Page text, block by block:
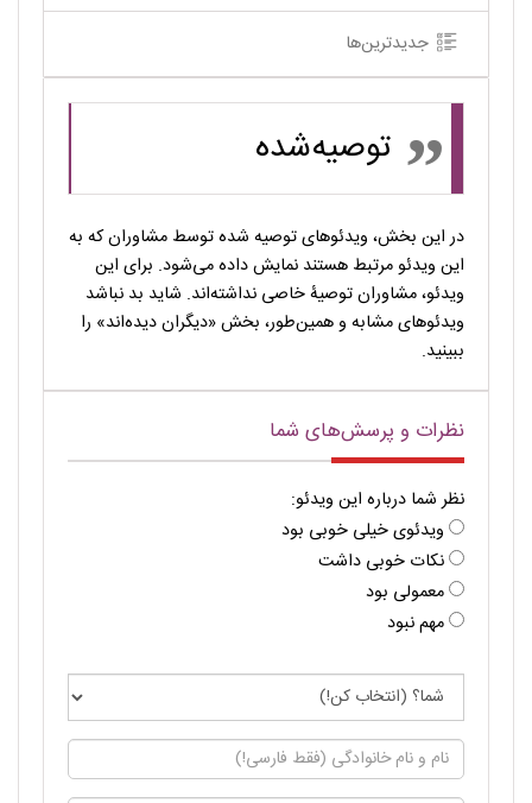
جدیدترین‌ها
توصیه‌شده
در این بخش، ویدئوهای توصیه شده توسط مشاوران که به
این ویدئو مرتبط هستند نمایش داده می‌شود. برای این
ویدئو، مشاوران توصیۀ خاصی نداشته‌اند. شاید بد نباشد
ویدئوهای مشابه و همین‌طور، بخش «دیگران دیده‌اند» را
ببینید.
نظرات و پرسش‌های شما
نظر شما درباره این ویدئو:
ویدئوی خیلی خوبی بود
نکات خوبی داشت
معمولی بود
مهم نبود